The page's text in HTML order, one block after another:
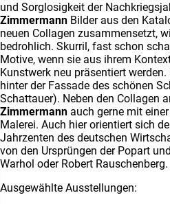
und Sorglosigkeit der
Zimmermann Bilder aus den
neuen Collagen zusammensetzt,
bedrohlich. Skurril, fast schon
Motive, wenn sie aus ihrem
Kunstwerk neu präsentiert
hinter der Fassade des schönen
Schattauer). Neben den Collagen
Zimmermann auch gerne mit
Malerei. Auch hier orientiert sich
Jahrzenten des deutschen
von den Ursprüngen der Popart
Warhol oder Robert Rauschenberg.
Ausgewählte Ausstellungen: